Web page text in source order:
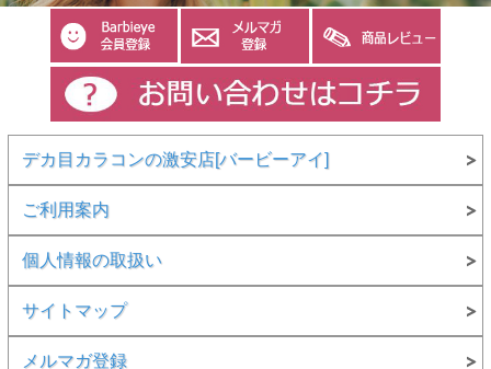
デカ目カラコンの激安店[バービーアイ]
ご利用案内
個人情報の取扱い
サイトマップ
メルマガ登録